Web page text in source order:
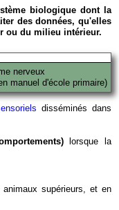
biologique dont la
des données, qu'elles
ou du milieu intérieur.
nerveux
manuel d'école primaire)
disséminés dans
lorsque la
supérieurs, et en